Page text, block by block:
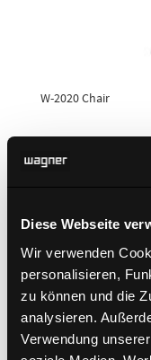
Diese Webseite
Wir verwenden
personalisieren,
zu können und die
analysieren.
Verwendung
W-2020 Chair